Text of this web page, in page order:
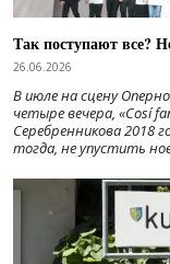
Так поступают все?
26.06.2026
В июле на сцену
четыре вечера, «Cosí
Серебренникова 2018
тогда, не упустить